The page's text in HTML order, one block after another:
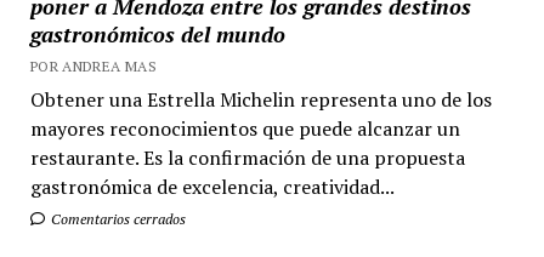
poner a Mendoza entre los grandes destinos
gastronómicos del mundo
POR ANDREA MAS
Obtener una Estrella Michelin representa uno de los
mayores reconocimientos que puede alcanzar un
restaurante. Es la confirmación de una propuesta
gastronómica de excelencia, creatividad...
Comentarios cerrados